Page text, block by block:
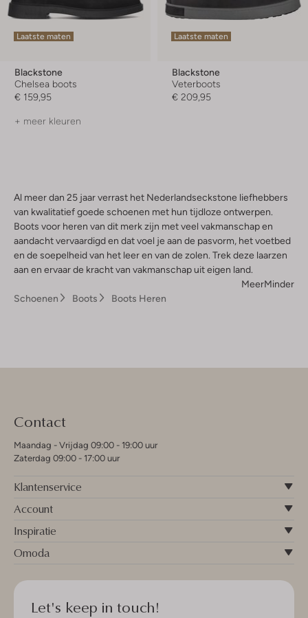
Laatste maten
Blackstone
Chelsea boots
€ 159,95
+ meer kleuren
Laatste maten
Blackstone
Veterboots
€ 209,95
Al meer dan 25 jaar verrast het Nederlandseckstone liefhebbers
van kwalitatief goede schoenen met hun tijdloze ontwerpen.
Boots voor heren van dit merk zijn met veel vakmanschap en
aandacht vervaardigd en dat voel je aan de pasvorm, het voetbed
en de soepelheid van het leer en van de zolen. Trek deze laarzen
aan en ervaar de kracht van vakmanschap uit eigen land.
MeerMinder
Schoenen
Boots Boots Heren
Contact
Maandag - Vrijdag 09:00 - 19:00 uur
Zaterdag 09:00 - 17:00 uur
Klantenservice
Account
Inspiratie
Omoda
Let's keep in touch!